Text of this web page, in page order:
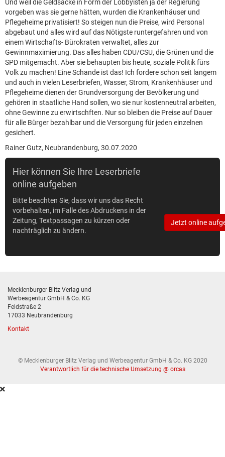
Und weil die Geldsäcke in Form der Lobbyisten ja der Regierung
vorgeben was sie gerne hätten, wurden die Krankenhäuser und
Pflegeheime privatisiert! So steigen nun die Preise, wird Personal
abgebaut und alles wird auf das Nötigste runtergefahren und von
einem Wirtschafts- Bürokraten verwaltet, alles zur
Gewinnmaximierung. Das alles haben CDU/CSU, die Grünen und die
SPD mitgemacht. Aber sie behaupten bis heute, soziale Politik fürs
Volk zu machen! Eine Schande ist das! Ich fordere schon seit langem
und auch in vielen Leserbriefen, Wasser, Strom, Krankenhäuser und
Pflegeheime dienen der Grundversorgung der Bevölkerung und
gehören in staatliche Hand sollen, wo sie nur kostenneutral arbeiten,
ohne Gewinne zu erwirtschften. Nur so bleiben die Preise auf Dauer
für alle Bürger bezahlbar und die Versorgung für jeden einzelnen
gesichert.
Rainer Gutz, Neubrandenburg, 30.07.2020
Hier können Sie Ihre Leserbriefe
online aufgeben
Bitte beachten Sie, dass wir uns das Recht
vorbehalten, im Falle des Abdruckens in der
Zeitung, Textpassagen zu kürzen oder
nachträglich zu ändern.
Jetzt online
Mecklenburger Blitz Verlag und
Werbeagentur GmbH & Co. KG
Feldstraße 2
17033 Neubrandenburg
Kontakt
© Mecklenburger Blitz Verlag und Werbeagentur GmbH & Co. KG 2020
Verantwortlich für die technische Umsetzung @ orcas